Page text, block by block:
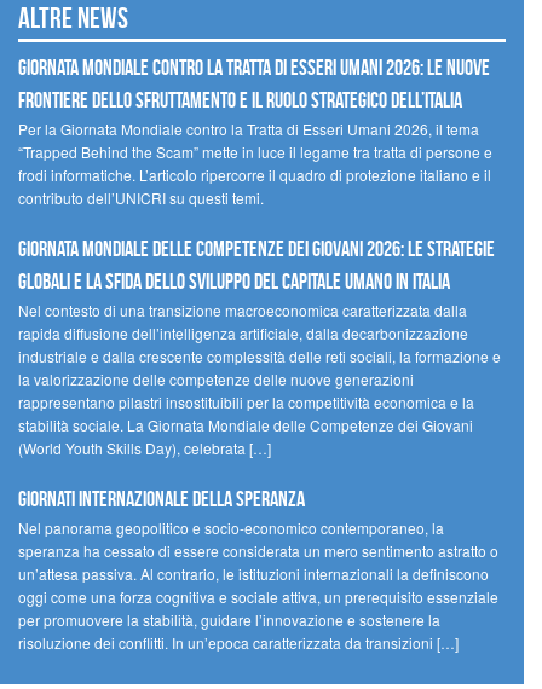
Altre news
GIORNATA MONDIALE CONTRO LA TRATTA DI ESSERI UMANI 2026: LE NUOVE
FRONTIERE DELLO SFRUTTAMENTO E IL RUOLO STRATEGICO DELL’ITALIA
Per la Giornata Mondiale contro la Tratta di Esseri Umani 2026, il tema
“Trapped Behind the Scam” mette in luce il legame tra tratta di persone e
frodi informatiche. L’articolo ripercorre il quadro di protezione italiano e il
contributo dell’UNICRI su questi temi.
GIORNATA MONDIALE DELLE COMPETENZE DEI GIOVANI 2026: LE STRATEGIE
GLOBALI E LA SFIDA DELLO SVILUPPO DEL CAPITALE UMANO IN ITALIA
Nel contesto di una transizione macroeconomica caratterizzata dalla
rapida diffusione dell’intelligenza artificiale, dalla decarbonizzazione
industriale e dalla crescente complessità delle reti sociali, la formazione e
la valorizzazione delle competenze delle nuove generazioni
rappresentano pilastri insostituibili per la competitività economica e la
stabilità sociale. La Giornata Mondiale delle Competenze dei Giovani
(World Youth Skills Day), celebrata […]
GIORNATI INTERNAZIONALE DELLA SPERANZA
Nel panorama geopolitico e socio-economico contemporaneo, la
speranza ha cessato di essere considerata un mero sentimento astratto o
un’attesa passiva. Al contrario, le istituzioni internazionali la definiscono
oggi come una forza cognitiva e sociale attiva, un prerequisito essenziale
per promuovere la stabilità, guidare l’innovazione e sostenere la
risoluzione dei conflitti. In un’epoca caratterizzata da transizioni […]